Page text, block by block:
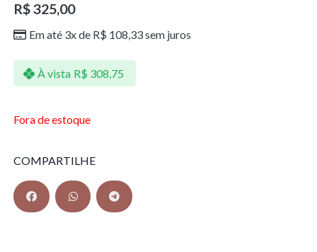
R$325,00
Em até 3x de R$ 108,33sem juros
À vista R$ 308,75
Fora de estoque
COMPARTILHE